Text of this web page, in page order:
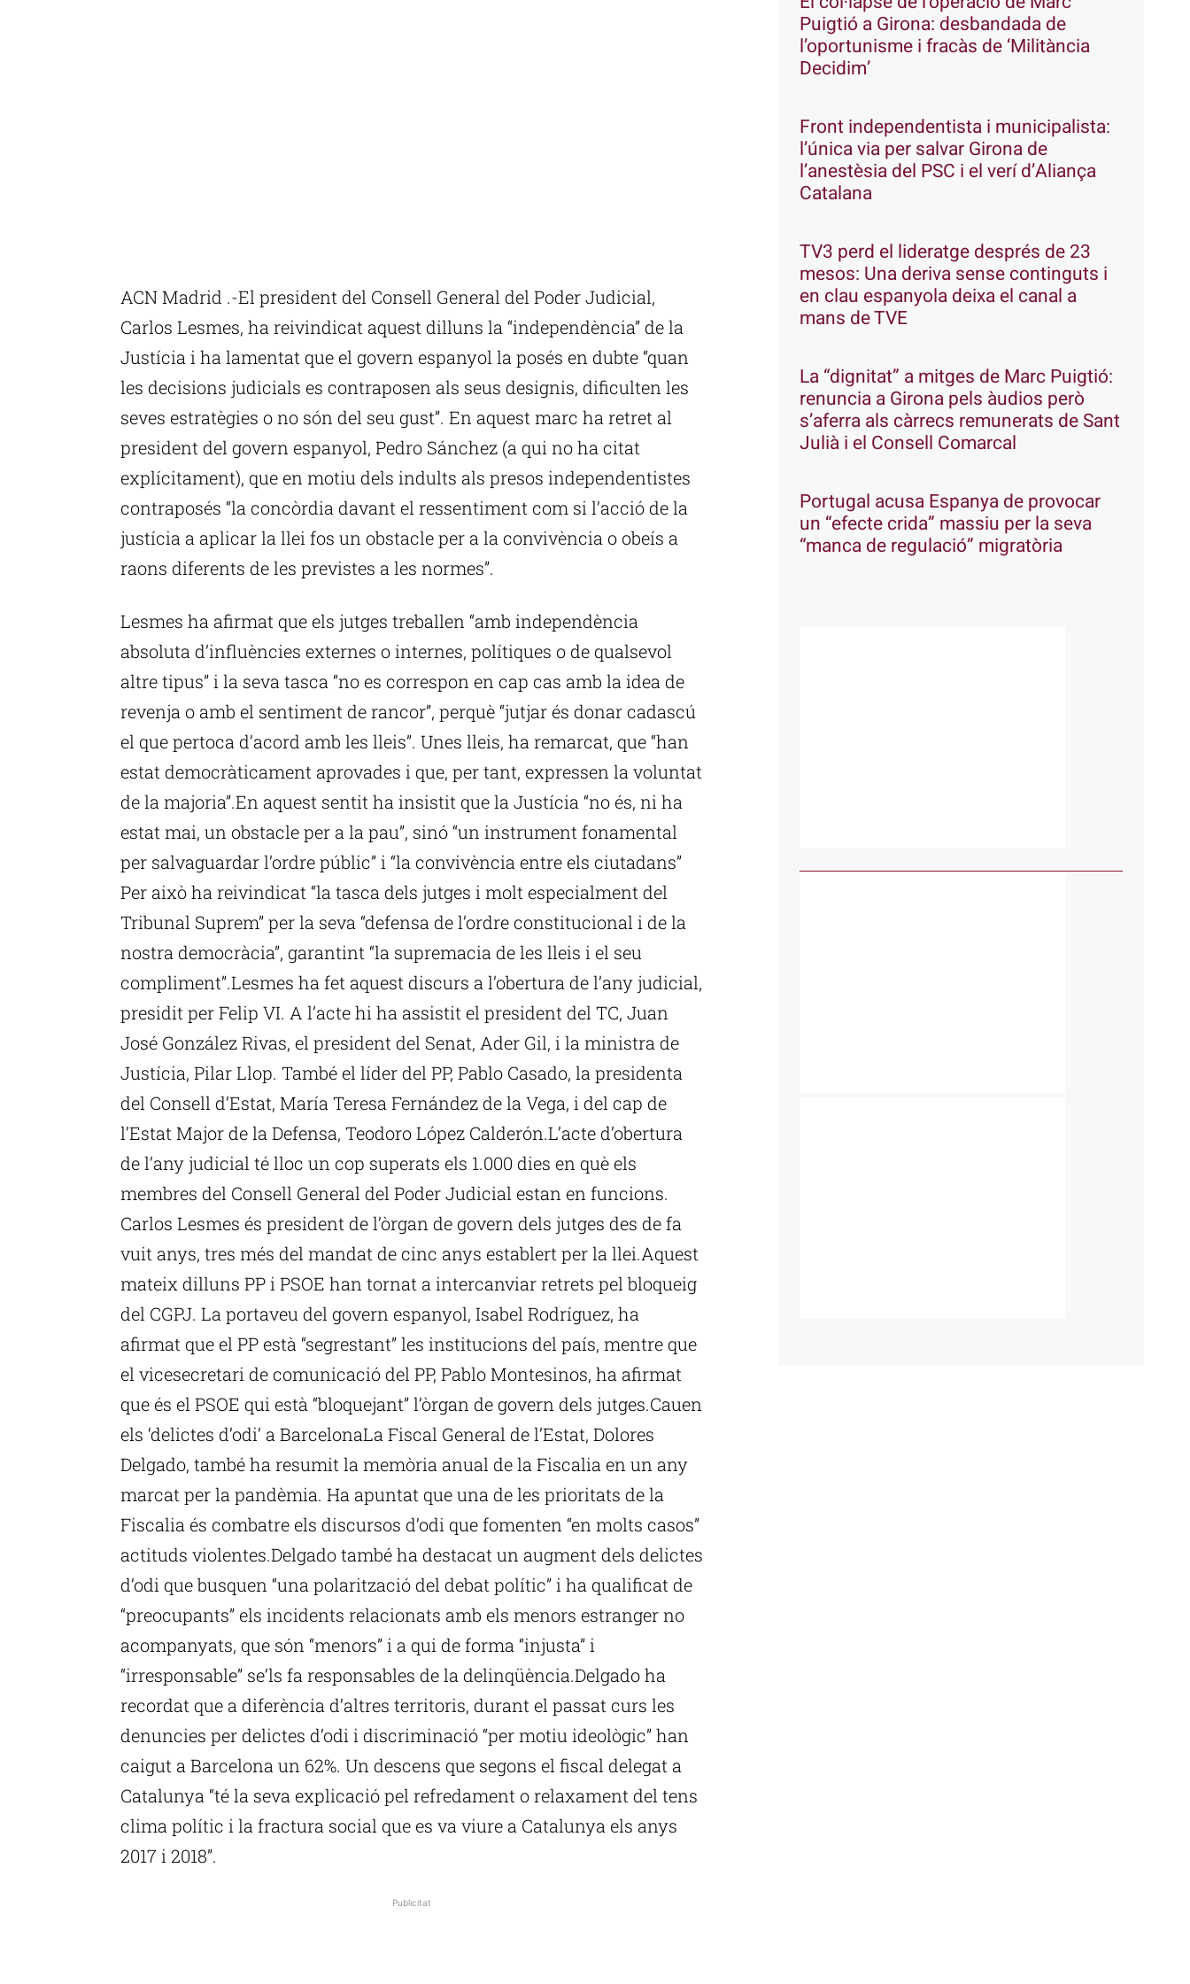
ACN Madrid .-El president del Consell General del Poder Judicial,
Carlos Lesmes, ha reivindicat aquest dilluns la “independència” de la
Justícia i ha lamentat que el govern espanyol la posés en dubte “quan
les decisions judicials es contraposen als seus designis, dificulten les
seves estratègies o no són del seu gust”. En aquest marc ha retret al
president del govern espanyol, Pedro Sánchez (a qui no ha citat
explícitament), que en motiu dels indults als presos independentistes
contraposés “la concòrdia davant el ressentiment com si l’acció de la
justícia a aplicar la llei fos un obstacle per a la convivència o obeís a
raons diferents de les previstes a les normes”.
Lesmes ha afirmat que els jutges treballen “amb independència
absoluta d’influències externes o internes, polítiques o de qualsevol
altre tipus” i la seva tasca “no es correspon en cap cas amb la idea de
revenja o amb el sentiment de rancor”, perquè “jutjar és donar cadascú
el que pertoca d’acord amb les lleis”. Unes lleis, ha remarcat, que “han
estat democràticament aprovades i que, per tant, expressen la voluntat
de la majoria”.En aquest sentit ha insistit que la Justícia “no és, ni ha
estat mai, un obstacle per a la pau”, sinó “un instrument fonamental
per salvaguardar l’ordre públic” i “la convivència entre els ciutadans”
Per això ha reivindicat “la tasca dels jutges i molt especialment del
Tribunal Suprem” per la seva “defensa de l’ordre constitucional i de la
nostra democràcia”, garantint “la supremacia de les lleis i el seu
compliment”.Lesmes ha fet aquest discurs a l’obertura de l’any judicial,
presidit per Felip VI. A l’acte hi ha assistit el president del TC, Juan
José González Rivas, el president del Senat, Ader Gil, i la ministra de
Justícia, Pilar Llop. També el líder del PP, Pablo Casado, la presidenta
del Consell d’Estat, María Teresa Fernández de la Vega, i del cap de
l’Estat Major de la Defensa, Teodoro López Calderón.L’acte d’obertura
de l’any judicial té lloc un cop superats els 1.000 dies en què els
membres del Consell General del Poder Judicial estan en funcions.
Carlos Lesmes és president de l’òrgan de govern dels jutges des de fa
vuit anys, tres més del mandat de cinc anys establert per la llei.Aquest
mateix dilluns PP i PSOE han tornat a intercanviar retrets pel bloqueig
del CGPJ. La portaveu del govern espanyol, Isabel Rodríguez, ha
afirmat que el PP està “segrestant” les institucions del país, mentre que
el vicesecretari de comunicació del PP, Pablo Montesinos, ha afirmat
que és el PSOE qui està “bloquejant” l’òrgan de govern dels jutges.Cauen
els ‘delictes d’odi’ a BarcelonaLa Fiscal General de l’Estat, Dolores
Delgado, també ha resumit la memòria anual de la Fiscalia en un any
marcat per la pandèmia. Ha apuntat que una de les prioritats de la
Fiscalia és combatre els discursos d’odi que fomenten “en molts casos”
actituds violentes.Delgado també ha destacat un augment dels delictes
d’odi que busquen “una polarització del debat polític” i ha qualificat de
“preocupants” els incidents relacionats amb els menors estranger no
acompanyats, que són “menors” i a qui de forma “injusta” i
“irresponsable” se’ls fa responsables de la delinqüència.Delgado ha
recordat que a diferència d’altres territoris, durant el passat curs les
denuncies per delictes d’odi i discriminació “per motiu ideològic” han
caigut a Barcelona un 62%. Un descens que segons el fiscal delegat a
Catalunya “té la seva explicació pel refredament o relaxament del tens
clima polític i la fractura social que es va viure a Catalunya els anys
2017 i 2018”.
Publicitat
Puigtió a Girona: desbandada de
l’oportunisme i fracàs de ‘Militància
Decidim’
Front independentista i municipalista:
l’única via per salvar Girona de
l’anestèsia del PSC i el verí d’Aliança
Catalana
TV3 perd el lideratge després de 23
mesos: Una deriva sense continguts i
en clau espanyola deixa el canal a
mans de TVE
La “dignitat” a mitges de Marc Puigtió:
renuncia a Girona pels àudios però
s’aferra als càrrecs remunerats de Sant
Julià i el Consell Comarcal
Portugal acusa Espanya de provocar
un “efecte crida” massiu per la seva
“manca de regulació” migratòria